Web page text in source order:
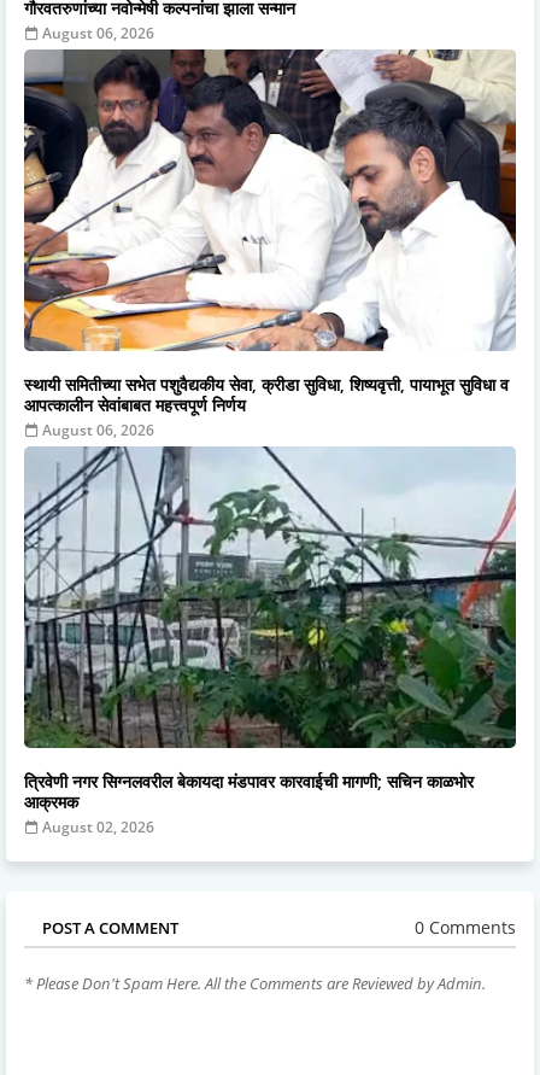
गौरवतरुणांच्या नवोन्मेषी कल्पनांचा झाला सन्मान
August 06, 2026
स्थायी समितीच्या सभेत पशुवैद्यकीय सेवा, क्रीडा सुविधा, शिष्यवृत्ती, पायाभूत सुविधा व
आपत्कालीन सेवांबाबत महत्त्वपूर्ण निर्णय
August 06, 2026
त्रिवेणी नगर सिग्नलवरील बेकायदा मंडपावर कारवाईची मागणी; सचिन काळभोर
आक्रमक
August 02, 2026
POST A COMMENT 0 Comments
* Please Don't Spam Here. All the Comments are Reviewed by Admin.